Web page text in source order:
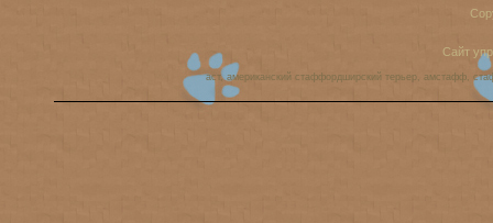
Сайт
аст, американский стаффордширский терьер, амстафф,